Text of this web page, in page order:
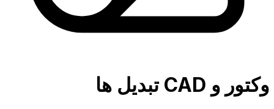
وکتور و CAD تبدیل ها